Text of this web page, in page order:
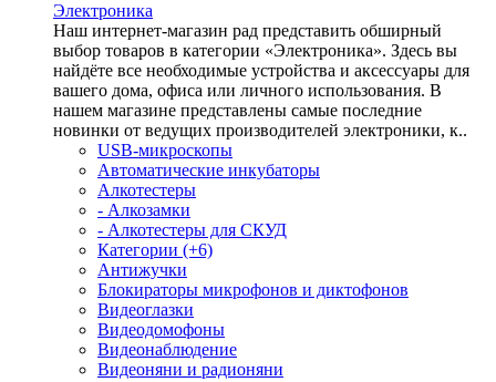
Электроника
Наш интернет-магазин рад представить обширный
выбор товаров в категории «Электроника». Здесь вы
найдёте все необходимые устройства и аксессуары для
вашего дома, офиса или личного использования. В
нашем магазине представлены самые последние
новинки от ведущих производителей электроники, к..
USB-микроскопы
Автоматические инкубаторы
Алкотестеры
- Алкозамки
- Алкотестеры для СКУД
Категории (+6)
Антижучки
Блокираторы микрофонов и диктофонов
Видеоглазки
Видеодомофоны
Видеонаблюдение
Видеоняни и радионяни